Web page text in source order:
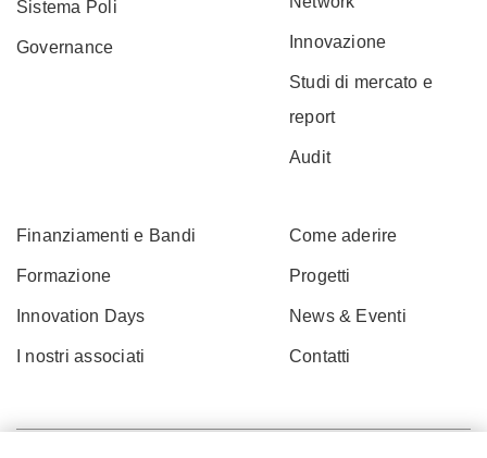
Sistema Poli
Governance Innovazione
Studi di mercato e
report
Audit
Finanziamenti e Bandi
Formazione
Innovation Days
I nostri associati
Come aderire
Progetti
News & Eventi
Contatti